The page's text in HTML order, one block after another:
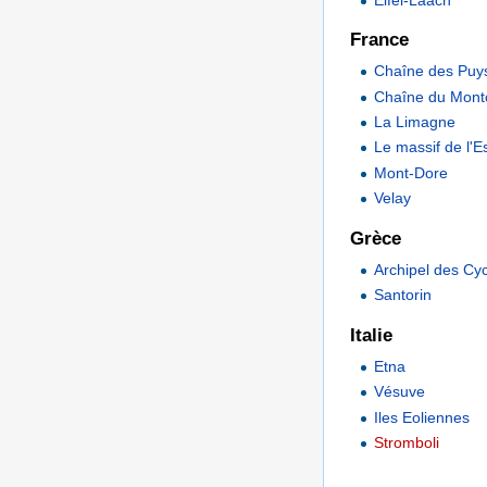
France
Chaîne des
Chaîne du
La Limagne
Le massif de
Mont-Dore
Velay
Grèce
Archipel des
Santorin
Italie
Etna
Vésuve
Iles Eoliennes
Stromboli